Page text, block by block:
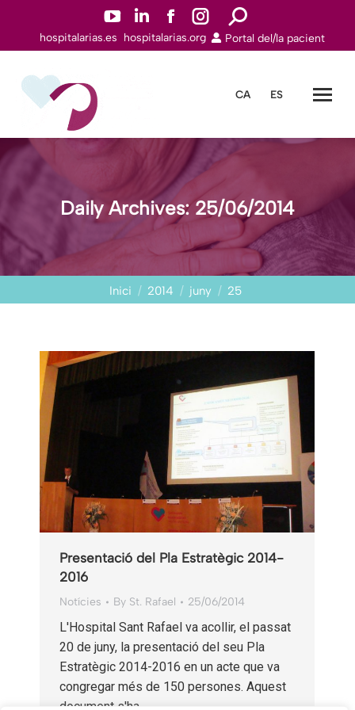
YouTube
page
window
Linkedin
page
window
Facebook
page
window
Instagram
page
window
Search:
hospitalarias.es hospitalarias.org Portal del/la pacient
CA ES
Daily Archives:25/06/2014
Inici 2014 juny 25
Presentació del Pla Estratègic 2014-
2016
Notícies By St. Rafael 25/06/2014
L'Hospital Sant Rafael va acollir, el passat
20 de juny, la presentació del seu Pla
Estratègic 2014-2016 en un acte que va
congregar més de 150 persones. Aquest
document s'ha…